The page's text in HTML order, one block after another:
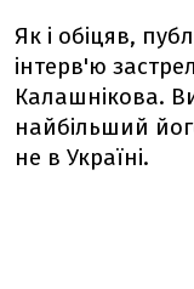
Як і обіцяв,
інтерв'ю
Калашнікова.
найбільший
не в Україні.